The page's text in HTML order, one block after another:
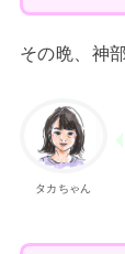
その晩、神
タカちゃん